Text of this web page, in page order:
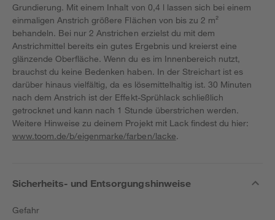
Grundierung. Mit einem Inhalt von 0,4 l lassen sich bei einem
einmaligen Anstrich größere Flächen von bis zu 2 m²
behandeln. Bei nur 2 Anstrichen erzielst du mit dem
Anstrichmittel bereits ein gutes Ergebnis und kreierst eine
glänzende Oberfläche. Wenn du es im Innenbereich nutzt,
brauchst du keine Bedenken haben. In der Streichart ist es
darüber hinaus vielfältig, da es lösemittelhaltig ist. 30 Minuten
nach dem Anstrich ist der Effekt-Sprühlack schließlich
getrocknet und kann nach 1 Stunde überstrichen werden.
Weitere Hinweise zu deinem Projekt mit Lack findest du hier:
www.toom.de/b/eigenmarke/farben/lacke.
Sicherheits- und Entsorgungshinweise
Gefahr